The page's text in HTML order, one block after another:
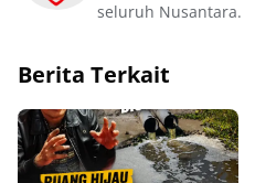
seluruh Nusantara.
Berita Terkait